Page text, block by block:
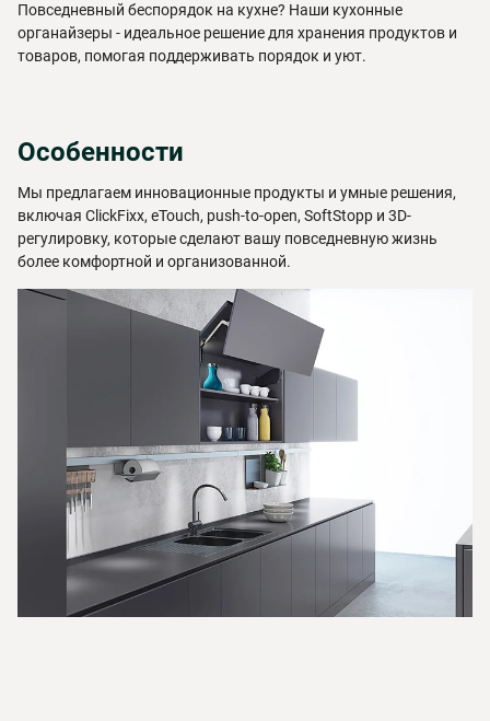
Повседневный беспорядок на кухне? Наши кухонные
органайзеры - идеальное решение для хранения продуктов и
товаров, помогая поддерживать порядок и уют.
Особенности
Мы предлагаем инновационные продукты и умные решения,
включая ClickFixx, eTouch, push‐to‐open, SoftStopp и 3D-
регулировку, которые сделают вашу повседневную жизнь
более комфортной и организованной.